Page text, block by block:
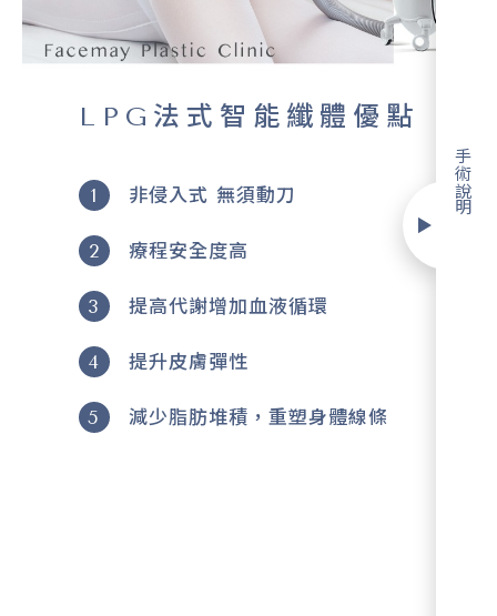
手術說明
LPG法式智能纖體優點
非侵入式 無須動刀
療程安全度高
提高代謝增加血液循環
提升皮膚彈性
減少脂肪堆積，重塑身體線條